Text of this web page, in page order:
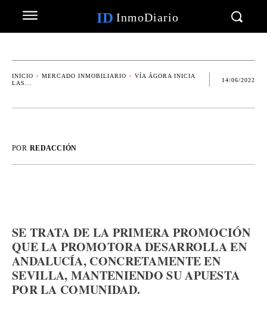
ID InmoDiario
INICIO MERCADO INMOBILIARIO
VÍA ÁGORA INICIA
LAS...
14/06/2022
POR REDACCIÓN
SE TRATA DE LA PRIMERA PROMOCIÓN
QUE LA PROMOTORA DESARROLLA EN
ANDALUCÍA, CONCRETAMENTE EN
SEVILLA, MANTENIENDO SU APUESTA
POR LA COMUNIDAD.